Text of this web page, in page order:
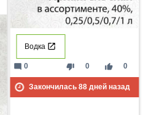
Водка
thumb_down 0 thumb_up 0
mode_comment 0
Закончилась 88дней назад